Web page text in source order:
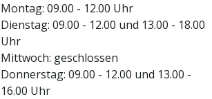
Montag: 09.00 - 12.00 Uhr
Dienstag: 09.00 - 12.00 und 13.00 - 18.00
Uhr
Mittwoch: geschlossen
Donnerstag: 09.00 - 12.00 und 13.00 -
16.00 Uhr